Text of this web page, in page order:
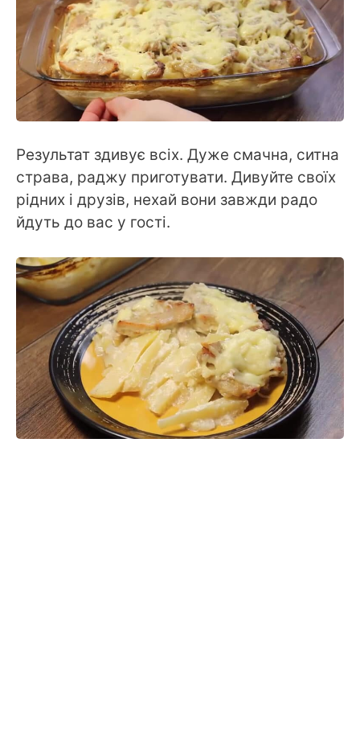
Результат здивує всіх. Дуже смачна, ситна
страва, раджу приготувати. Дивуйте своїх
рідних і друзів, нехай вони завжди радо
йдуть до вас у гості.